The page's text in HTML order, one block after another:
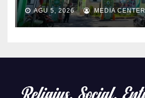
AGU 5, 2026 MEDIA CENTER